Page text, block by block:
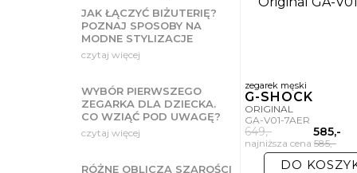
JAK ŁĄCZYĆ BIŻUTERIĘ?
POZNAJ SPOSOBY NA
MODNE STYLIZACJE
czytaj więcej
WYBÓR PIERWSZEGO
ZEGARKA DLA DZIECKA.
CO WZIĄĆ POD UWAGĘ?
czytaj więcej
RÓŻNE OBLICZA SZAROŚCI
Zegarki na bransolecie
niezmienionej formie.
który podkreśli Twoją
dopasowany do Twojego
zegarek męski
G-SHOCK
ORIGINAL
GA-V01-7AER
649,- 585,-
najniższa cena 585,-
DO